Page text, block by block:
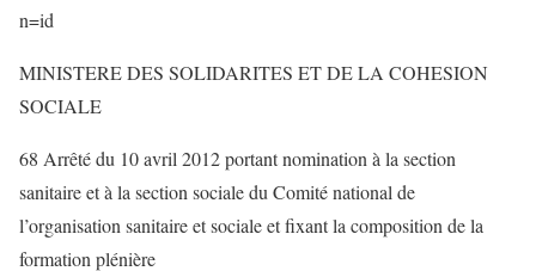
n=id
MINISTERE DES SOLIDARITES ET DE LA COHESION
SOCIALE
68 Arrêté du 10 avril 2012 portant nomination à la section
sanitaire et à la section sociale du Comité national de
l’organisation sanitaire et sociale et fixant la composition de la
formation plénière